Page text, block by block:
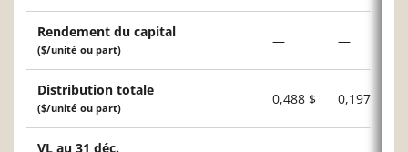
Rendement du capital
($/unité ou part)
— —
Distribution totale
($/unité ou part)
0,488 $ 0,197 $
VL au 31 déc.